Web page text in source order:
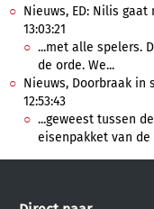
Nieuws, ED: Nilis
13:03:21
...met alle spelers.
de orde. We...
Nieuws, Doorbraak in
12:53:43
...geweest tussen
eisenpakket van de